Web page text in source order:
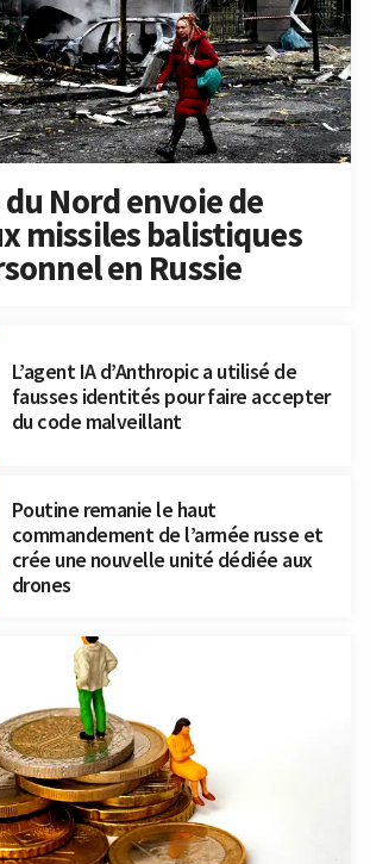
du Nord envoie de
missiles balistiques
en Russie
L’agent IA d’Anthropic a utilisé de
fausses identités pour faire accepter
du code malveillant
Poutine remanie le haut
commandement de l’armée russe et
crée une nouvelle unité dédiée aux
drones